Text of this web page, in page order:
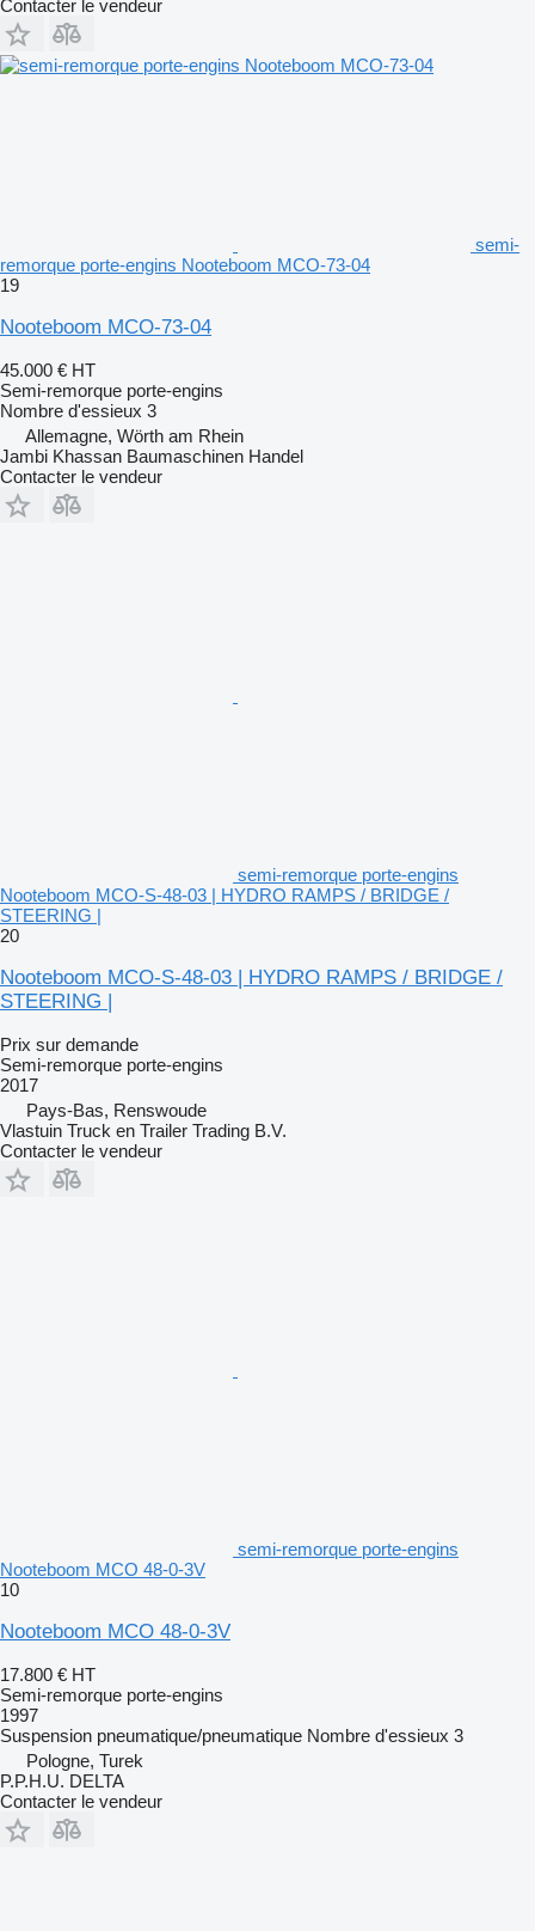
Contacter le vendeur
semi-
remorque porte-engins Nooteboom MCO-73-04
19
Nooteboom MCO-73-04
45.000 € HT
Semi-remorque porte-engins
Nombre d'essieux 3
Allemagne, Wörth am Rhein
Jambi Khassan Baumaschinen Handel
Contacter le vendeur
semi-remorque porte-engins
Nooteboom MCO-S-48-03 | HYDRO RAMPS / BRIDGE /
STEERING |
20
Nooteboom MCO-S-48-03 | HYDRO RAMPS / BRIDGE /
STEERING |
Prix sur demande
Semi-remorque porte-engins
2017
Pays-Bas, Renswoude
Vlastuin Truck en Trailer Trading B.V.
Contacter le vendeur
semi-remorque porte-engins
Nooteboom MCO 48-0-3V
10
Nooteboom MCO 48-0-3V
17.800 € HT
Semi-remorque porte-engins
1997
Suspension pneumatique/pneumatique Nombre d'essieux 3
Pologne, Turek
P.P.H.U. DELTA
Contacter le vendeur